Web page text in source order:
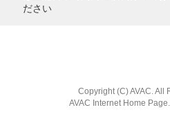
ださい
Copyright (C) AVAC. All
AVAC Internet Home